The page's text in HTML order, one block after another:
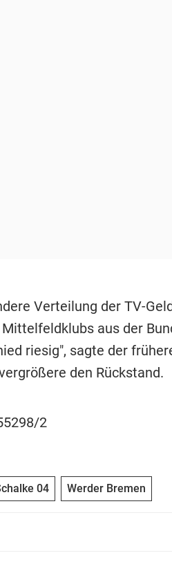
Verteilung der TV-
aus der
riesig", sagte der
den Rückstand.
2
04 Werder Bremen